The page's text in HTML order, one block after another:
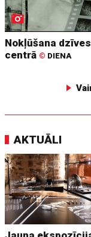
Nokļūšana
centrā © DIENA
AKTUĀLI